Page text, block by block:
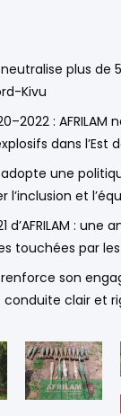
neutralise plus
Kivu
:
dans l’Est
adopte une
l’inclusion et
d’AFRILAM :
touchées par
renforce son
conduite clair et